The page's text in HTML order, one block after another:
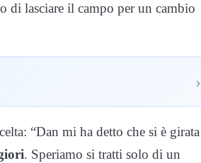
di lasciare il campo per un cambio
›
“Dan mi ha detto che si è girata
. Speriamo si tratti solo di un